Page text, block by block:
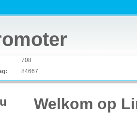
708
84667
Welkom op